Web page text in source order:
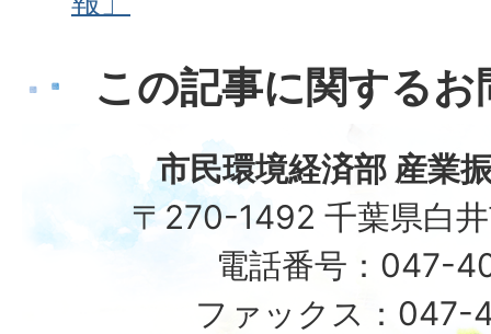
この記事に関する
市民環境経済部 産業
〒270-1492 千葉県白
電話番号：047-
ファックス：047-